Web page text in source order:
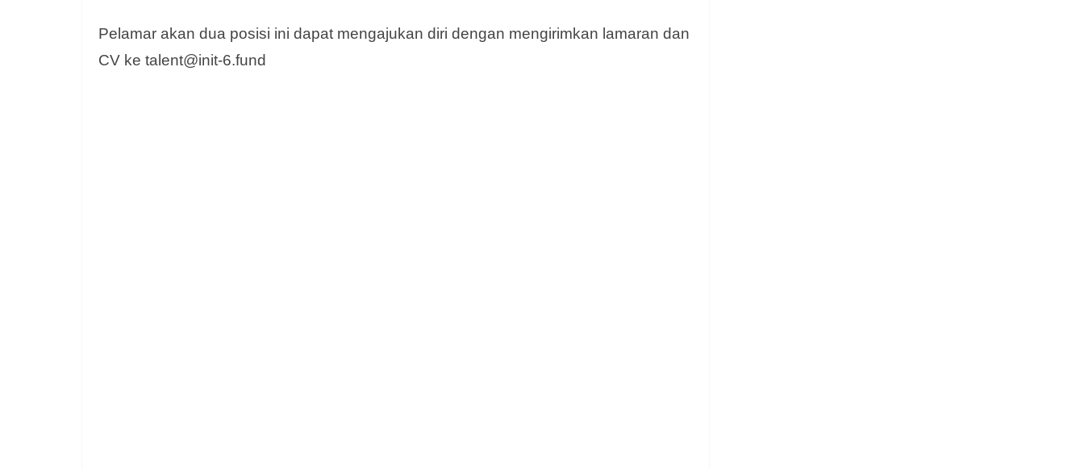
Pelamar akan dua posisi ini dapat mengajukan diri dengan mengirimkan lamaran dan
CV ke talent@init-6.fund